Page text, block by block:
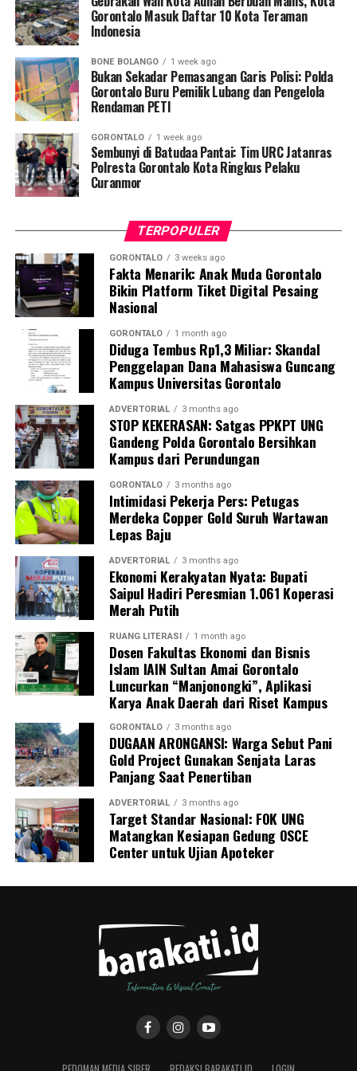
Penyuluhan difokuskan pada pemahaman mekanisme
penularan, pengenalan gejala awal, pentingnya
hingga tuntas, serta pengikisan stigma negatif terhadap
penyintas TBC di lingkungan warga.
“Literasi kesehatan warga adalah fondasi utama dalam
memutus rantai penularan TBC. Kami berupaya
menyampaikan edukasi yang persuasif dan mudah
dipahami agar warga tidak ragu melakukan pemeriksaan
apabila mengalami gejala batuk berkepanjangan,”
Selain skrining TBC, mahasiswa turut mendampingi
nakes Puskesmas Talaga Jaya dalam memberikan
pelayanan Cek Kesehatan Gratis (CKG), meliputi
pengukuran tekanan darah, cek kadar gula darah, dan
penapisan faktor risiko penyakit tidak menular (PTM)
sebagai upaya promotif-preventif.
Perwakilan DPL KKN-PK, Dr. dr. Vivien Novarina A.
Kasim, M.Kes., menegaskan bahwa keterlibatan
mahasiswa merupakan bentuk perwujudan Tri Dharma
Perguruan Tinggi dalam mengawal transformasi
layanan kesehatan primer.
“Kehadiran mahasiswa mempercepat jangkauan skema
active case findingTBC yang dicanangkan pemerintah.
Sinergi multisektor antara perguruan tinggi, dinas
kesehatan, puskesmas, dan pemerintah desa seperti
inilah yang menjadi kunci sukses pembentukan
masyarakat sadar sehat,” jelas Dr. Vivien.
Masyarakat Desa Luwoo menyambut antusias agenda
terpadu ini. Ratusan warga memanfaatkan layanan
pemeriksaan kesehatan gratis sekaligus berkonsultasi
mengenai pola hidup bersih dan sehat (PHBS)
pencegahan tuberkulosis.
Gorontalo Masuk Daftar 10 Kota Teraman
Indonesia
BONE BOLANGO 1 week ago
Bukan Sekadar Pemasangan Garis Polisi: Polda
Gorontalo Buru Pemilik Lubang dan Pengelola
Rendaman PETI
GORONTALO 1 week ago
Sembunyi di Batudaa Pantai: Tim URC Jatanras
Polresta Gorontalo Kota Ringkus Pelaku
Curanmor
TERPOPULER
GORONTALO 3 weeks ago
Fakta Menarik: Anak Muda Gorontalo
Bikin Platform Tiket Digital Pesaing
Nasional
GORONTALO 1 month ago
Diduga Tembus Rp1,3 Miliar: Skandal
Penggelapan Dana Mahasiswa Guncang
Kampus Universitas Gorontalo
ADVERTORIAL 3 months ago
STOP KEKERASAN: Satgas PPKPT UNG
Gandeng Polda Gorontalo Bersihkan
Kampus dari Perundungan
GORONTALO 3 months ago
Intimidasi Pekerja Pers: Petugas
Merdeka Copper Gold Suruh Wartawan
Lepas Baju
ADVERTORIAL 3 months ago
Ekonomi Kerakyatan Nyata: Bupati
Saipul Hadiri Peresmian 1.061 Koperasi
Merah Putih
RUANG LITERASI 1 month ago
Dosen Fakultas Ekonomi dan Bisnis
Islam IAIN Sultan Amai Gorontalo
Luncurkan “Manjonongki”, Aplikasi
Karya Anak Daerah dari Riset Kampus
GORONTALO 3 months ago
DUGAAN ARONGANSI: Warga Sebut Pani
Gold Project Gunakan Senjata Laras
Panjang Saat Penertiban
ADVERTORIAL 3 months ago
Target Standar Nasional: FOK UNG
Matangkan Kesiapan Gedung OSCE
Center untuk Ujian Apoteker